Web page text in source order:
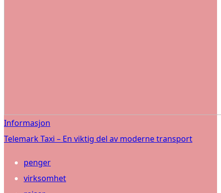
Informasjon
Telemark Taxi – En viktig del av moderne transport
penger
virksomhet